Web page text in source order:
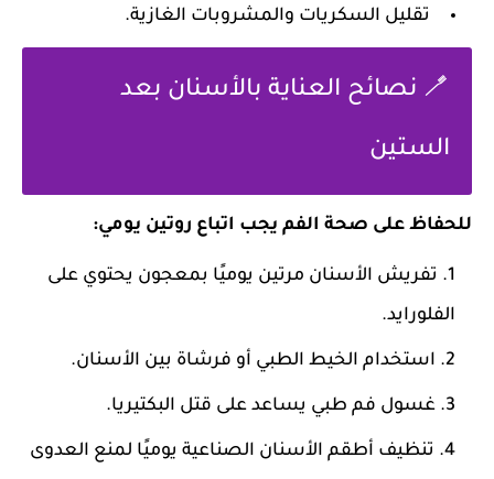
تقليل السكريات والمشروبات الغازية.
🪥 نصائح العناية بالأسنان بعد
الستين
للحفاظ على صحة الفم يجب اتباع روتين يومي:
تفريش الأسنان مرتين يوميًا بمعجون يحتوي على
الفلورايد.
استخدام الخيط الطبي أو فرشاة بين الأسنان.
غسول فم طبي يساعد على قتل البكتيريا.
تنظيف أطقم الأسنان الصناعية يوميًا لمنع العدوى